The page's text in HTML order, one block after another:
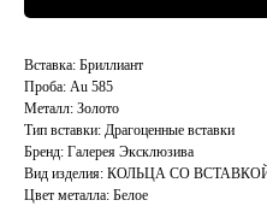
Вставка: Бриллиант
Проба: Au 585
Металл: Золото
Тип вставки: Драгоценные вставки
Бренд: Галерея Эксклюзива
Вид изделия: КОЛЬЦА СО
Цвет металла: Белое